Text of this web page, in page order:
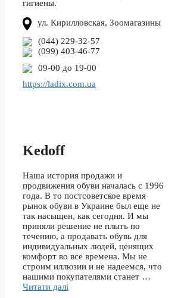
гигиены.
ул. Кирилловская, Зоомагазины
(044) 229-32-57
(099) 403-46-77
09-00 до 19-00
https://ladix.com.ua
Kedoff
Наша история продажи и
продвижения обуви началась с 1996
года. В то постсоветское время
рынок обуви в Украине был еще не
так насыщен, как сегодня. И мы
приняли решение не плыть по
течению, а продавать обувь для
индивидуальных людей, ценящих
комфорт во все времена. Мы не
строим иллюзии и не надеемся, что
нашими покупателями станет …
Читати далі